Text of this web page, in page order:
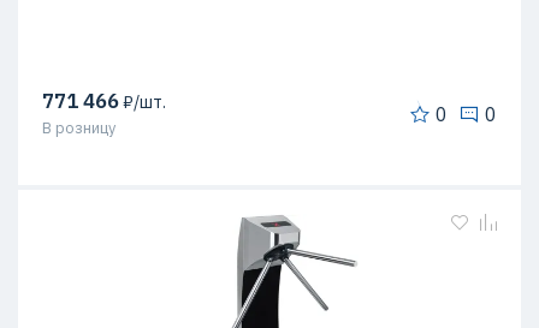
771 466₽/шт.
В розницу
0 0